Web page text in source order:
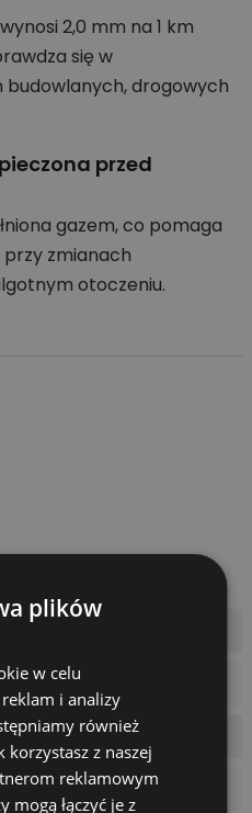
2,0 mm na 1 km
się w
drogowych
przed
gazem, co pomaga
zmianach
otoczeniu.
24 x
2,0 mm
1,6 kg
NA724
plików
w celu
i analizy
również
z naszej
reklamowym
mogą łączyć je z